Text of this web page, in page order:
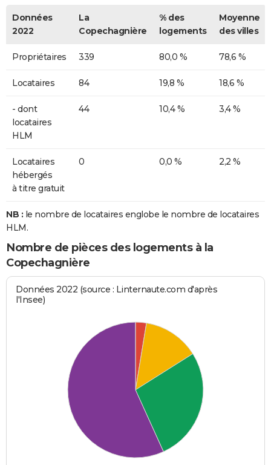
Données
2022
La
Copechagnière
% des
logements
Moyenne
des villes
Propriétaires 339 80,0 % 78,6 %
Locataires 84 19,8 % 18,6 %
- dont
locataires
HLM
44 10,4 % 3,4 %
Locataires
hébergés
à titre gratuit
0 0,0 % 2,2 %
NB : le nombre de locataires englobe le nombre de locataires
HLM.
Nombre de pièces des logements à la
Copechagnière
Données 2022 (source : Linternaute.com d'après
l'Insee)